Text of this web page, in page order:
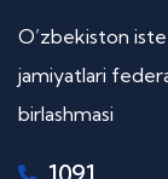
O’zbekiston
jamiyatlari
birlashmasi